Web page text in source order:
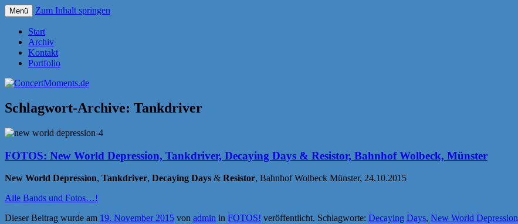
ConcertMoments.de
Menü Zum Inhalt springen
Start
Archiv
Kontakt
Portfolio
Schlagwort-Archive: Tankdriver
FOTOS: New World Depression, Tankdriver, Decaying Days & Resistor, Bahnhof Wolbeck, Münster
New World Depression, Tankdriver, Decaying Days & Resistor, Bahnhof Wolbeck Münster, 24.10.2015
Alle Bands und Fotos…!
Dieser Beitrag wurde am 19. November 2015 von admin in FOTOS! veröffentlicht. Schlagworte: Decaying Days, New World Depression